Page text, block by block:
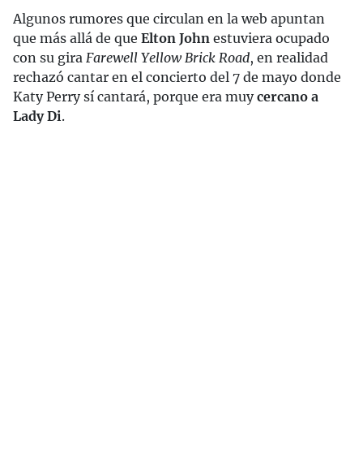
Algunos rumores que circulan en la web apuntan
que más allá de que Elton John estuviera ocupado
con su gira Farewell Yellow Brick Road, en realidad
rechazó cantar en el concierto del 7 de mayo donde
Katy Perry sí cantará, porque era muycercano a
Lady Di.